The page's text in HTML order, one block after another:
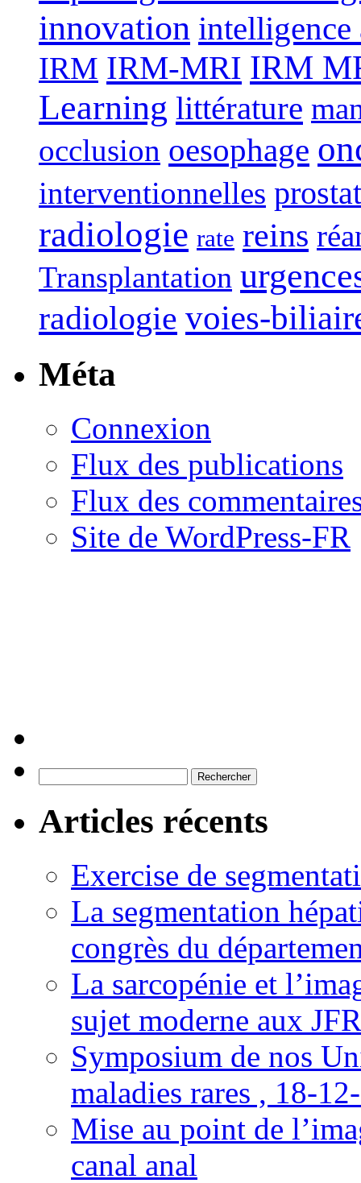
innovation
IRM IRM-MRI IRM
Learning littérature
occlusion oesophage
interventionnelles
radiologie rate reins
Transplantation
radiologie voies-
Méta
Connexion
Flux des publications
Flux des
Site de WordPress-FR
Articles récents
Exercise de
La segmentation
congrès du
La sarcopénie et
sujet moderne aux
Symposium de nos
maladies rares , 18-
Mise au point de
canal anal